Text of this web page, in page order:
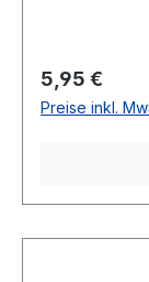
Regulärer
5,95 €
Preise inkl.